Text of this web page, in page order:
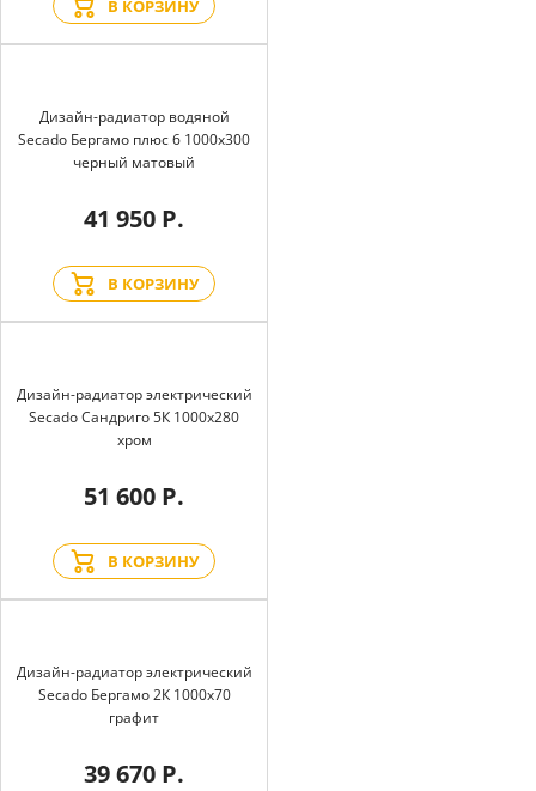
В КОРЗИНУ
Дизайн-радиатор водяной
Secado Бергамо плюс 6 1000x300
черный матовый
41 950 Р.
В КОРЗИНУ
Дизайн-радиатор электрический
Secado Сандриго 5К 1000x280
хром
51 600 Р.
В КОРЗИНУ
Дизайн-радиатор электрический
Secado Бергамо 2К 1000x70
графит
39 670 Р.